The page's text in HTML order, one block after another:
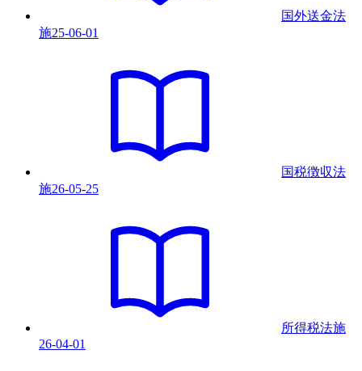
国外送金法
施25-06-01
国税徴収法
施26-05-25
所得税法施
26-04-01